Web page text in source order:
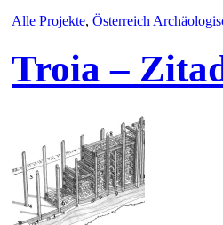
Alle Projekte, Österreich
Troia –